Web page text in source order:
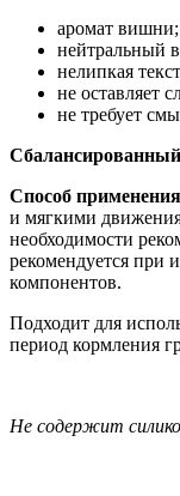
аромат вишни;
нейтральный
нелипкая
не оставляет
не требует
Способ
и мягкими
необходимости
рекомендуется при
компонентов.
Подходит для
период кормления
Не содержит